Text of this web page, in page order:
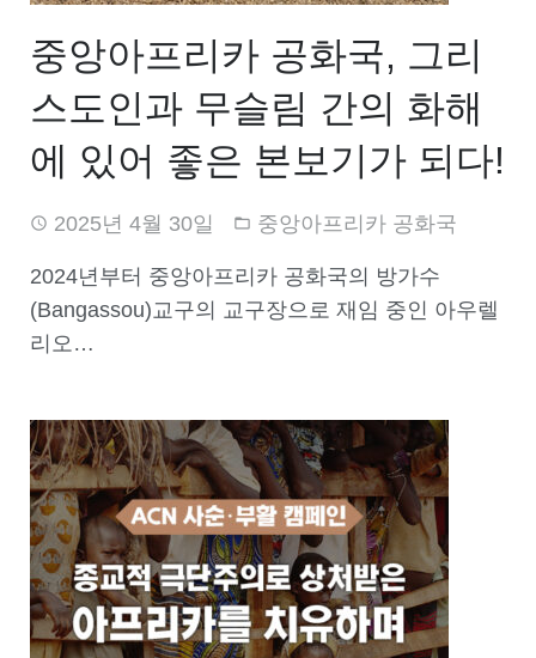
중앙아프리카 공화국, 그리
스도인과 무슬림 간의 화해
에 있어 좋은 본보기가 되다!
2025년 4월 30일 중앙아프리카 공화국
2024년부터 중앙아프리카 공화국의 방가수
(Bangassou)교구의 교구장으로 재임 중인 아우렐
리오…